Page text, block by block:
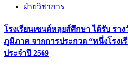
ฝ่ายวิชาการ
โรงเรียนเซนต์หลุยส์ศึกษา ได้รับ รา
ภูมิภาค จากการประกวด “หนึ่งโรงเ
ประจำปี 2569